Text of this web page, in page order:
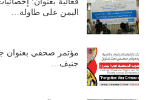
اليمن على طاولة…
مؤتمر صحفي بعنوان
جنيف…